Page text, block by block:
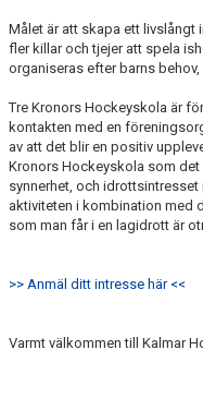
Målet är att skapa ett livslångt
fler killar och tjejer att spela
organiseras efter barns
Tre Kronors Hockeyskola är
kontakten med en
av att det blir en positiv
Kronors Hockeyskola som
synnerhet, och
aktiviteten i kombination med
som man får i en lagidrott är
>> Anmäl ditt intresse här <<
Varmt välkommen till Kalmar